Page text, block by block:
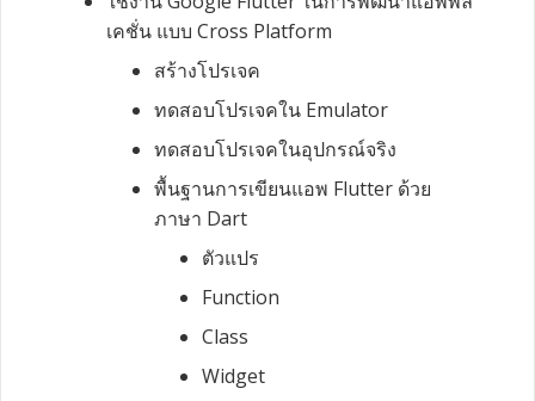
เคชั่น แบบ Cross Platform
สร้างโปรเจค
ทดสอบโปรเจคใน Emulator
ทดสอบโปรเจคในอุปกรณ์จริง
พื้นฐานการเขียนแอพ Flutter ด้วย
ภาษา Dart
ตัวแปร
Function
Class
Widget